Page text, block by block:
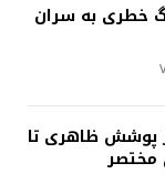
خطری به سران
پوشش ظاهری تا
مختصر